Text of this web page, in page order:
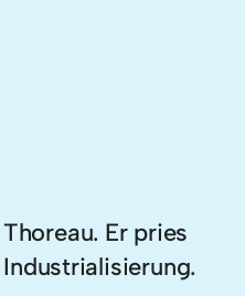
Er pries